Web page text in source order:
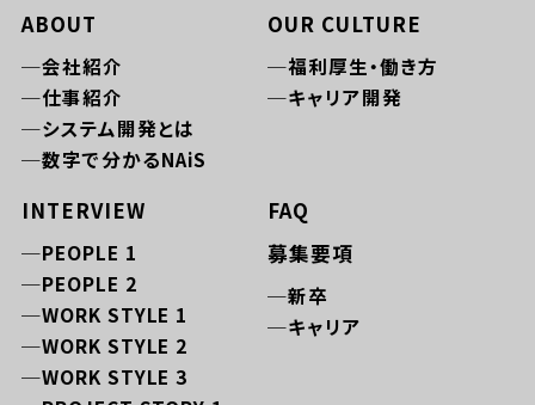
ABOUT
会社紹介
仕事紹介
システム開発とは
数字で分かるNAiS
OUR CULTURE
福利厚生・働き方
キャリア開発
INTERVIEW
PEOPLE 1
PEOPLE 2
WORK STYLE 1
WORK STYLE 2
WORK STYLE 3
FAQ
募集要項
新卒
キャリア